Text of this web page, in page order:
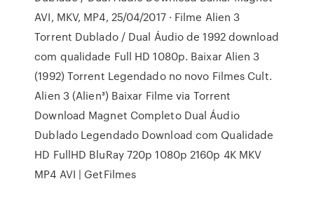
AVI, MKV, MP4, 25/04/2017 · Filme Alien 3
Torrent Dublado / Dual Áudio de 1992 download
com qualidade Full HD 1080p. Baixar Alien 3
(1992) Torrent Legendado no novo Filmes Cult.
Alien 3 (Alien³) Baixar Filme via Torrent
Download Magnet Completo Dual Áudio
Dublado Legendado Download com Qualidade
HD FullHD BluRay 720p 1080p 2160p 4K MKV
MP4 AVI | GetFilmes